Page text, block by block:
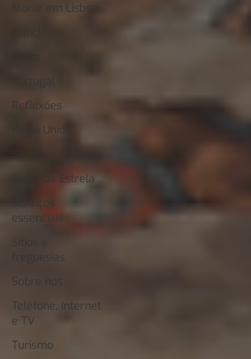
Morar em Lisboa
Reflexões
Reino Unido
Serra da Estrela
Serviços
essenciais
Sítios e
freguesias
Sobre nós
Telefone, Internet
e TV
Turismo